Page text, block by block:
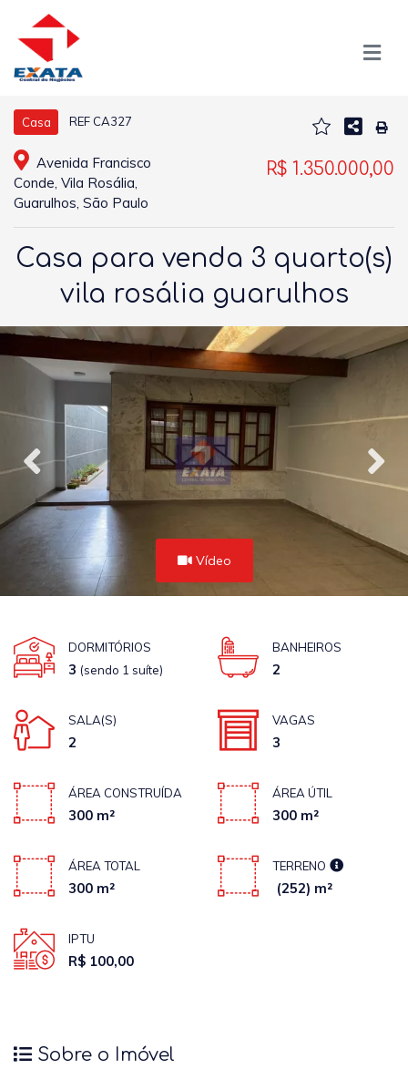
Casa REF CA327
Avenida Francisco
Conde, Vila Rosália,
Guarulhos, São Paulo
R$ 1.350.000,00
Casa para venda 3 quarto(s)
vila rosália guarulhos
Vídeo
DORMITÓRIOS
3 (sendo 1 suíte)
BANHEIROS
2
SALA(S)
2
VAGAS
3
ÁREA CONSTRUÍDA
300 m²
ÁREA ÚTIL
300 m²
ÁREA TOTAL
300 m²
TERRENO
(252) m²
IPTU
R$ 100,00
Sobre o Imóvel